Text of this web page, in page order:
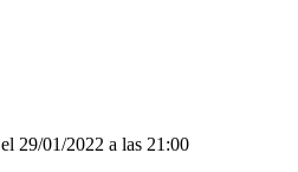
el 29/01/2022 a las 21:00